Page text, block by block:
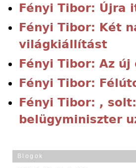
Fényi Tibor: Újra
Fényi Tibor: Két
világkiállítást
Fényi Tibor: Az új
Fényi Tibor:
Fényi Tibor: ,
belügyminiszter
Blogok